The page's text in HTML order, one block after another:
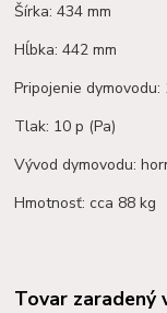
Šírka: 434 mm
Hĺbka: 442 mm
Pripojenie dymovodu:
Tlak: 10 p (Pa)
Vývod dymovodu:
Hmotnosť: cca 88 kg
Tovar zaradený